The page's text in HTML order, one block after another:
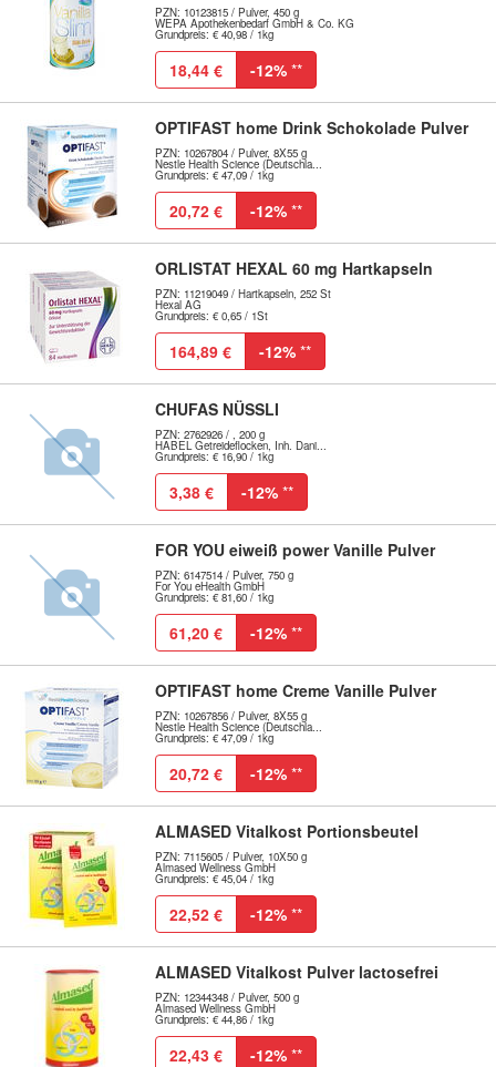
PZN: 10123815 / Pulver, 450 g
WEPA Apothekenbedarf GmbH & Co. KG
Grundpreis: € 40,98 / 1kg
18,44 € -12% **
OPTIFAST home Drink Schokolade Pulver
PZN: 10267804 / Pulver, 8X55 g
Nestle Health Science (Deutschla...
Grundpreis: € 47,09 / 1kg
20,72 € -12% **
ORLISTAT HEXAL 60 mg Hartkapseln
PZN: 11219049 / Hartkapseln, 252 St
Hexal AG
Grundpreis: € 0,65 / 1St
164,89 € -12% **
CHUFAS NÜSSLI
PZN: 2762926 / , 200 g
HABEL Getreideflocken, Inh. Dani...
Grundpreis: € 16,90 / 1kg
3,38 € -12% **
FOR YOU eiweiß power Vanille Pulver
PZN: 6147514 / Pulver, 750 g
For You eHealth GmbH
Grundpreis: € 81,60 / 1kg
61,20 € -12% **
OPTIFAST home Creme Vanille Pulver
PZN: 10267856 / Pulver, 8X55 g
Nestle Health Science (Deutschla...
Grundpreis: € 47,09 / 1kg
20,72 € -12% **
ALMASED Vitalkost Portionsbeutel
PZN: 7115605 / Pulver, 10X50 g
Almased Wellness GmbH
Grundpreis: € 45,04 / 1kg
22,52 € -12% **
ALMASED Vitalkost Pulver lactosefrei
PZN: 12344348 / Pulver, 500 g
Almased Wellness GmbH
Grundpreis: € 44,86 / 1kg
22,43 € -12% **